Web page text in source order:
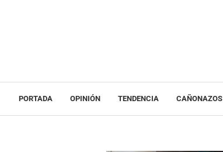
PORTADA OPINIÓN TENDENCIA CAÑONAZOS